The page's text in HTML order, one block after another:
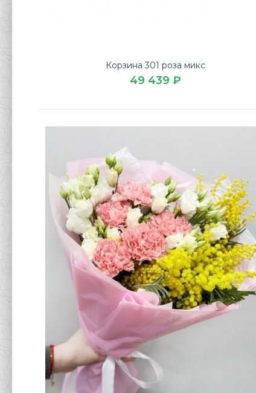
Корзина 301 роза микс
49 439 ₽